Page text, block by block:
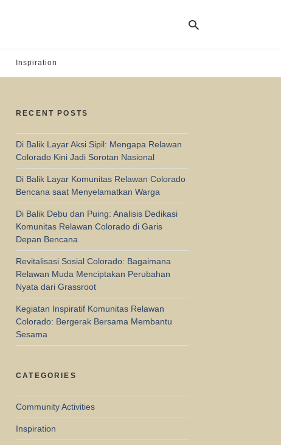
Inspiration
RECENT POSTS
Di Balik Layar Aksi Sipil: Mengapa Relawan
Colorado Kini Jadi Sorotan Nasional
Di Balik Layar Komunitas Relawan Colorado
Bencana saat Menyelamatkan Warga
Di Balik Debu dan Puing: Analisis Dedikasi
Komunitas Relawan Colorado di Garis
Depan Bencana
Revitalisasi Sosial Colorado: Bagaimana
Relawan Muda Menciptakan Perubahan
Nyata dari Grassroot
Kegiatan Inspiratif Komunitas Relawan
Colorado: Bergerak Bersama Membantu
Sesama
CATEGORIES
Community Activities
Inspiration